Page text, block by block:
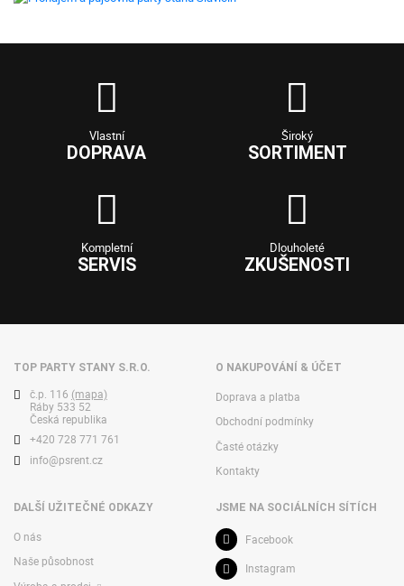
Vlastní
DOPRAVA
Široký
SORTIMENT
Kompletní
SERVIS
Dlouholeté
ZKUŠENOSTI
TOP PARTY STANY S.R.O.
č.p. 116 (mapa)
Ráby 533 52
Česká republika
+420 728 771 761
info@psrent.cz
O NAKUPOVÁNÍ & ÚČET
Doprava a platba
Obchodní podmínky
Časté otázky
Kontakty
DALŠÍ UŽITEČNÉ ODKAZY
O nás
Naše působnost
JSME NA SOCIÁLNÍCH SÍTÍCH
Facebook
Instagram